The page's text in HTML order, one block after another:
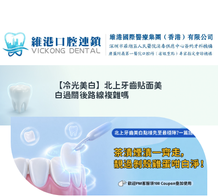
【冷光美白】 北上牙齒貼面美
白過關後路線複雜嗎